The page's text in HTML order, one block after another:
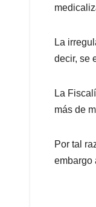
La
decir, se
La
más de
Por tal
embargo